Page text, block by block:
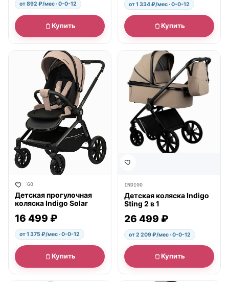
от 892 ₽/мес · 0-0-12
Купить
от 1 334 ₽/мес · 0-0-12
Купить
● в наличии
INDIGO
Детская прогулочная
коляска Indigo Solar
16 499 ₽
от 1 375 ₽/мес · 0-0-12
Купить
● в наличии
INDIGO
Детская коляска Indigo
Sting 2 в 1
26 499 ₽
от 2 209 ₽/мес · 0-0-12
Купить